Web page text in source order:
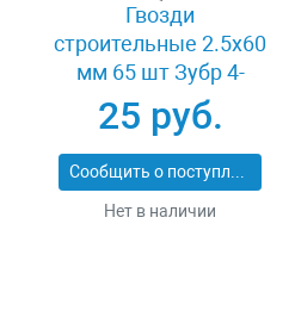
Гвозди
строительные 2.5x60
мм 65 шт Зубр 4-
305016-25-060
25 руб.
Сообщить о поступлении
Нет в наличии